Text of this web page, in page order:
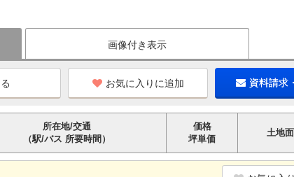
画像付き表示
お気に入りに追加 資料請求
所在地/交通
（駅/バス 所要時間）
価格
坪単価
土地